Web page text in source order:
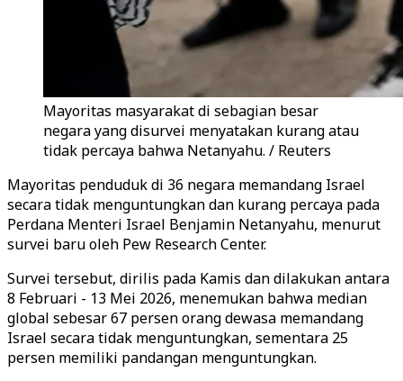
Mayoritas masyarakat di sebagian besar
negara yang disurvei menyatakan kurang atau
tidak percaya bahwa Netanyahu. / Reuters
Mayoritas penduduk di 36 negara memandang Israel
secara tidak menguntungkan dan kurang percaya pada
Perdana Menteri Israel Benjamin Netanyahu, menurut
survei baru oleh Pew Research Center.
Survei tersebut, dirilis pada Kamis dan dilakukan antara
8 Februari - 13 Mei 2026, menemukan bahwa median
global sebesar 67 persen orang dewasa memandang
Israel secara tidak menguntungkan, sementara 25
persen memiliki pandangan menguntungkan.